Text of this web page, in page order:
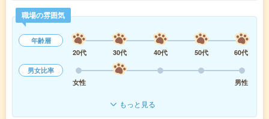
職場の雰囲気
年齢層
20代
30代 40代 50代
60代
男女比率
女性
男性
もっと見る